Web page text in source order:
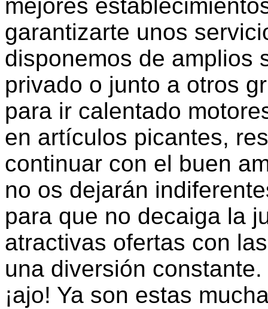
mejores
garantizarte unos
disponemos de amplios
privado o junto a otros
para ir calentado
en artículos picantes,
continuar con el buen
no os dejarán
para que no decaiga la
atractivas ofertas con
una diversión
¡ajo! Ya son estas